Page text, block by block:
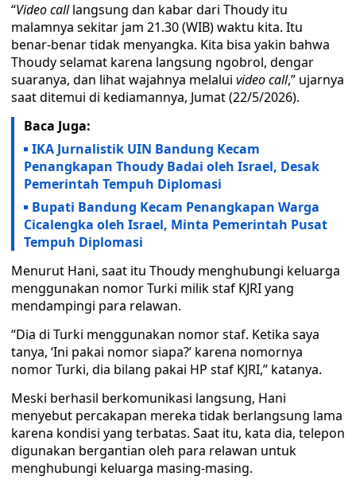
“Video calllangsung dan kabar dari Thoudy itu
malamnya sekitar jam 21.30 (WIB) waktu kita. Itu
benar-benar tidak menyangka. Kita bisa yakin bahwa
Thoudy selamat karena langsung ngobrol, dengar
suaranya, dan lihat wajahnya melalui video call,” ujarnya
saat ditemui di kediamannya, Jumat (22/5/2026).
Baca Juga:
IKA Jurnalistik UIN Bandung Kecam
Penangkapan Thoudy Badai oleh Israel, Desak
Pemerintah Tempuh Diplomasi
Bupati Bandung Kecam Penangkapan Warga
Cicalengka oleh Israel, Minta Pemerintah Pusat
Tempuh Diplomasi
Menurut Hani, saat itu Thoudy menghubungi keluarga
menggunakan nomor Turki milik staf KJRI yang
mendampingi para relawan.
“Dia di Turki menggunakan nomor staf. Ketika saya
tanya, ‘Ini pakai nomor siapa?’ karena nomornya
nomor Turki, dia bilang pakai HP staf KJRI,” katanya.
Meski berhasil berkomunikasi langsung, Hani
menyebut percakapan mereka tidak berlangsung lama
karena kondisi yang terbatas. Saat itu, kata dia, telepon
digunakan bergantian oleh para relawan untuk
menghubungi keluarga masing-masing.